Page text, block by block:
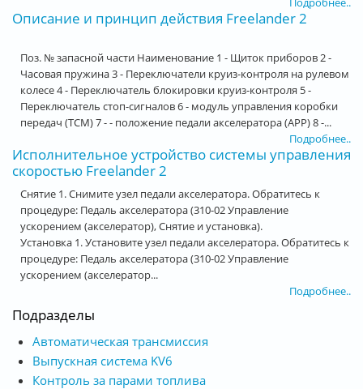
Описание и принцип действия Freelander 2
Поз. № запасной части Наименование 1 - Щиток приборов 2 -
Часовая пружина 3 - Переключатели круиз-контроля на рулевом
колесе 4 - Переключатель блокировки круиз-контроля 5 -
Переключатель стоп-сигналов 6 - модуль управления коробки
передач (TCM) 7 - - положение педали акселератора (APP) 8 -...
Подробнее..
Исполнительное устройство системы управления
скоростью Freelander 2
Снятие 1. Снимите узел педали акселератора. Обратитесь к
процедуре: Педаль акселератора (310-02 Управление
ускорением (акселератор), Снятие и установка).
Установка 1. Установите узел педали акселератора. Обратитесь к
процедуре: Педаль акселератора (310-02 Управление
ускорением (акселератор...
Подробнее..
Подразделы
Автоматическая трансмиссия
Выпускная система KV6
Контроль за парами топлива